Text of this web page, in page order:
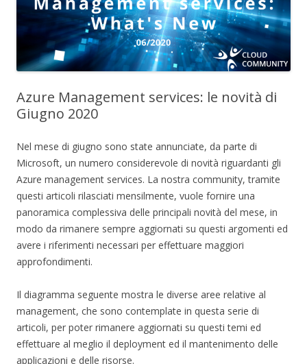
Azure Management services: le novità di
Giugno 2020
Nel mese di giugno sono state annunciate, da parte di
Microsoft, un numero considerevole di novità riguardanti gli
Azure management services. La nostra community, tramite
questi articoli rilasciati mensilmente, vuole fornire una
panoramica complessiva delle principali novità del mese, in
modo da rimanere sempre aggiornati su questi argomenti ed
avere i riferimenti necessari per effettuare maggiori
approfondimenti.
Il diagramma seguente mostra le diverse aree relative al
management, che sono contemplate in questa serie di
articoli, per poter rimanere aggiornati su questi temi ed
effettuare al meglio il deployment ed il mantenimento delle
applicazioni e delle risorse.